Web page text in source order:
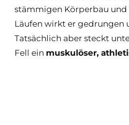
stämmigen Körperbau und
Läufen wirkt er gedrungen
Tatsächlich aber steckt
Fell ein muskulöser,